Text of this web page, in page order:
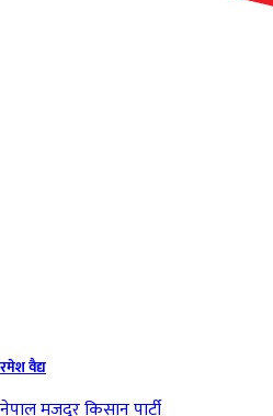
रमेश वैद्य